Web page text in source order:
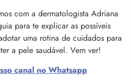
com a dermatologista Adriana
para te explicar as possíveis
uma rotina de cuidados para
a pele saudável. Vem ver!
canal no Whatsapp